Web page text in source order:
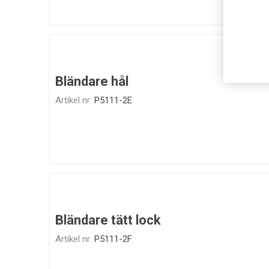
Bländare hål
Artikel nr: P5111-2E
Bländare tätt lock
Artikel nr: P5111-2F